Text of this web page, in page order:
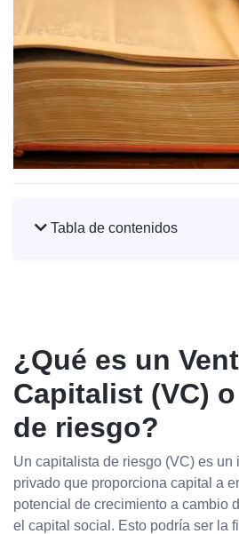
Tabla de contenidos
¿Qué es un
Capitalist (VC)
de riesgo?
Un capitalista de riesgo (VC) es un
privado que proporciona capital a
potencial de crecimiento a cambio
el capital social. Esto podría ser la